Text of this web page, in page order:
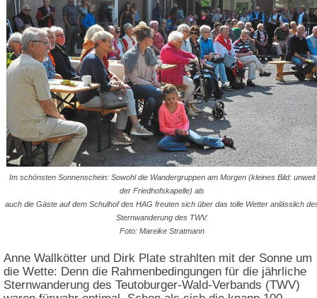
Im schönsten Sonnenschein: Sowohl die Wandergruppen am Morgen (kleines Bild: unweit
der Friedhofskapelle) als
auch die Gäste auf dem Schulhof des HAG freuten sich über das tolle Wetter anlässlich
Sternwanderung des TWV.
Foto: Mareike Stratmann
Anne Wallkötter und Dirk Plate strahlten mit der Sonne um
die Wette: Denn die Rahmenbedingungen für die jährliche
Sternwanderung des Teutoburger-Wald-Verbands (TWV)